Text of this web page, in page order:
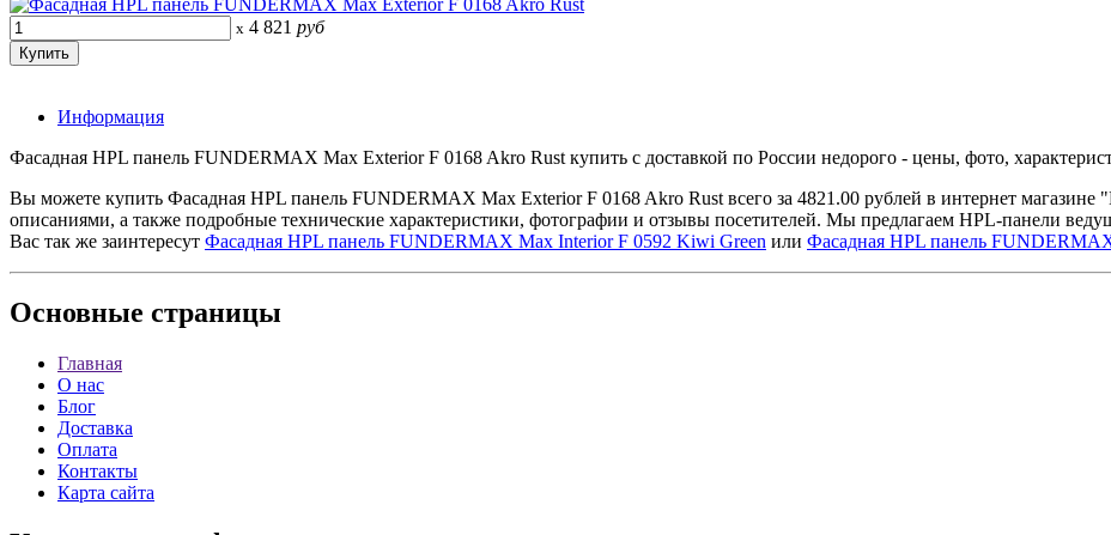
x 4 821 руб
Информация
Фасадная HPL панель FUNDERMAX Max Exterior F 0168 Akro Rust купить с доставкой по России недорого - цены, фото,
Вы можете купить Фасадная HPL панель FUNDERMAX Max Exterior F 0168 Akro Rust всего за 4821.00 рублей в интернет
описаниями, а также подробные технические характеристики, фотографии и отзывы посетителей. Мы предлагаем HPL-панели
Вас так же заинтересут Фасадная HPL панель FUNDERMAX Max Interior F 0592 Kiwi Green или Фасадная HPL панель
Основные страницы
Главная
О нас
Блог
Доставка
Оплата
Контакты
Карта сайта